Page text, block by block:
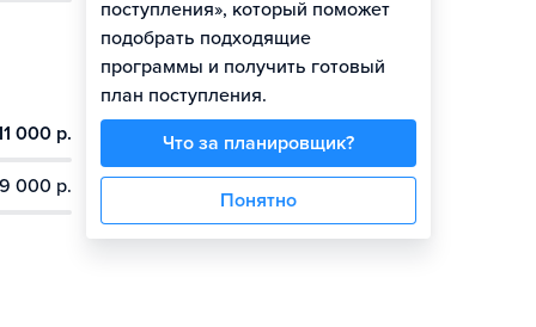
000 р.
000 р.
поступления», который поможет
подобрать подходящие
программы и получить готовый
план поступления.
Что за планировщик?
Понятно